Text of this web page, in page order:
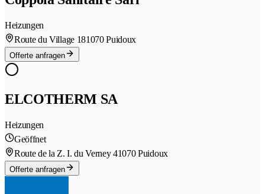
Heizungen
Route du Village 181070 Puidoux
Offerte anfragen
ELCOTHERM SA
Heizungen
Geöffnet
Route de la Z. I. du Verney 41070 Puidoux
Offerte anfragen